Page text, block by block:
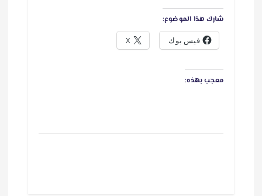
شارك هذا الموضوع:
فيس بوك X
معجب بهذه: